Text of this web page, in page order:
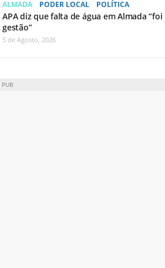
ALMADA PODER LOCAL POLÍTICA
APA diz que falta de água em Almada
gestão”
5 de Agosto, 2026
PUB